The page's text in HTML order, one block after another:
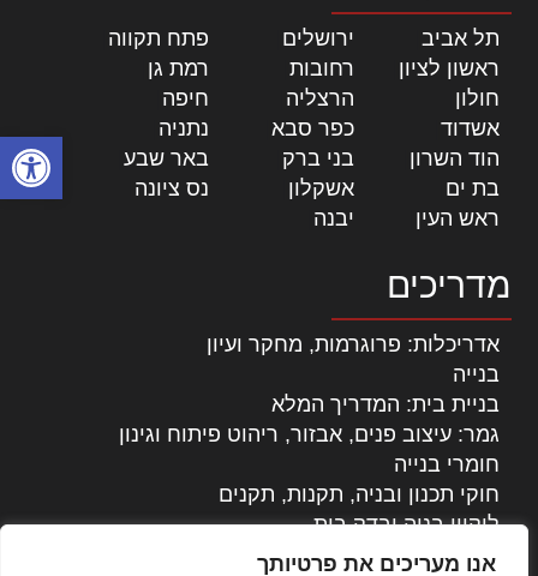
פתח
אנו מעריכים את פרטיותך
תל אביב ירושלים פתח תקווה
ראשון לציון
רחובות רמת גן
חולון
הרצליה חיפה
אשדוד
כפר סבא נתניה
הוד השרון
בני ברק באר שבע
בת ים
אשקלון נס ציונה
ראש העין
יבנה
מדריכים
אדריכלות: פרוגרמות, מחקר ועיון
בנייה
בניית בית: המדריך המלא
גמר: עיצוב פנים, אבזור, ריהוט פיתוח וגינון
חומרי בנייה
חוקי תכנון ובניה, תקנות, תקנים
ליקויי בניה ובדק בית
נדל"ן: זכויות, אגרות ועסקאות